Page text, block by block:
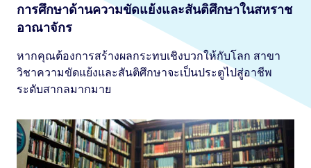
การศึกษาด้านความขัดแย้งและสันติศึกษาในสหราช
อาณาจักร
หากคุณต้องการสร้างผลกระทบเชิงบวกให้กับโลก สาขา
วิชาความขัดแย้งและสันติศึกษาจะเป็นประตูไปสู่อาชีพ
ระดับสากลมากมาย